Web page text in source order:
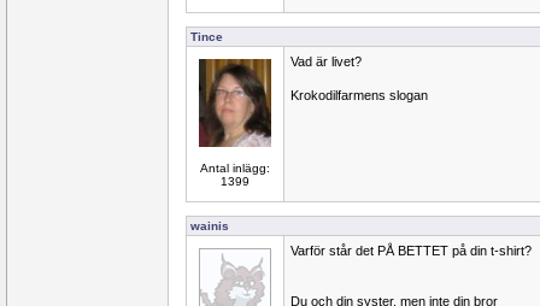
Tince
Antal inlägg:
1399
Vad är livet?
Krokodilfarmens slogan
wainis
Varför står det PÅ BETTET på din t-shirt?
Du och din syster, men inte din bror